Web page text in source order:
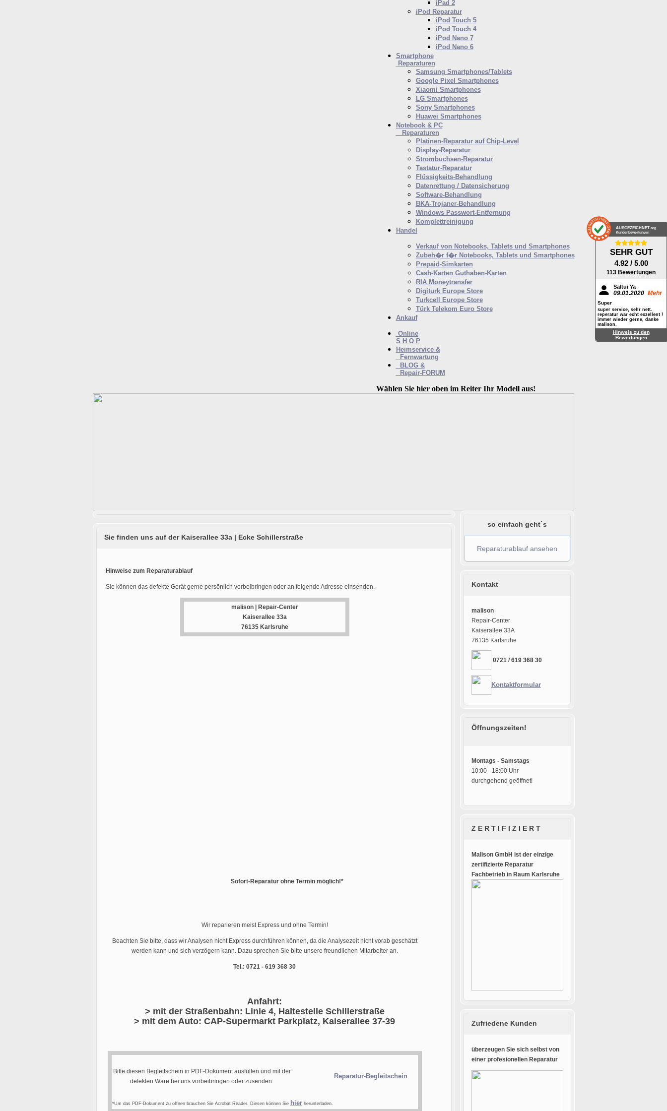
iPad 2
iPod Reparatur
iPod Touch 5
iPod Touch 4
iPod Nano 7
iPod Nano 6
Smartphone
Reparaturen
Samsung Smartphones/Tablets
Google Pixel Smartphones
Xiaomi Smartphones
LG Smartphones
Sony Smartphones
Huawei Smartphones
Notebook & PC
Reparaturen
Platinen-Reparatur auf Chip-Level
Display-Reparatur
Strombuchsen-Reparatur
Tastatur-Reparatur
Flüssigkeits-Behandlung
Datenrettung / Datensicherung
Software-Behandlung
BKA-Trojaner-Behandlung
Windows Passwort-Entfernung
Komplettreinigung
Handel
Verkauf von Notebooks, Tablets und Smartphones
Zubeh�r f�r Notebooks, Tablets und Smartphones
Prepaid-Simkarten
Cash-Karten Guthaben-Karten
RIA Moneytransfer
Digiturk Europe Store
Turkcell Europe Store
Türk Telekom Euro Store
Ankauf
Online
S H O P
Heimservice &
Fernwartung
BLOG &
Repair-FORUM
Wählen Sie hier oben im Reiter Ihr Modell aus!
Sie finden uns auf der Kaiserallee 33a | Ecke Schillerstraße
Hinweise zum Reparaturablauf
Sie können das defekte Gerät gerne persönlich vorbeibringen oder an folgende Adresse einsenden.
malison | Repair-Center
Kaiserallee 33a
76135 Karlsruhe
Sofort-Reparatur ohne Termin möglich!*
Wir reparieren meist Express und ohne Termin!
Beachten Sie bitte, dass wir Analysen nicht Express durchführen können, da die Analysezeit nicht vorab geschätzt
werden kann und sich verzögern kann. Dazu sprechen Sie bitte unsere freundlichen Mitarbeiter an.
Tel.: 0721 - 619 368 30
Anfahrt:
> mit der Straßenbahn: Linie 4, Haltestelle Schillerstraße
> mit dem Auto: CAP-Supermarkt Parkplatz, Kaiserallee 37-39
Bitte diesen Begleitschein in PDF-Dokument ausfüllen und mit der
defekten Ware bei uns vorbeibringen oder zusenden.
Reparatur-Begleitschein
*Um das PDF-Dokument zu öffnen brauchen Sie Acrobat Reader. Diesen können Sie hierherunterladen.
so einfach geht´s
Reparaturablauf ansehen
Kontakt
malison
Repair-Center
Kaiserallee 33A
76135 Karlsruhe
0721 / 619 368 30
Kontaktformular
Öffnungszeiten!
Montags - Samstags
10:00 - 18:00 Uhr
durchgehend geöffnet!
Z E R T I F I Z I E R T
Malison GmbH ist der einzige
zertifizierte Reparatur
Fachbetrieb in Raum Karlsruhe
Zufriedene Kunden
überzeugen Sie sich selbst von
einer profesionellen Reparatur
AUSGEZEICHNET .org
Kundenbewertungen
SEHR GUT
4.92 / 5.00
113 Bewertungen
Saltui Ya
09.01.2020 Mehr
Super
super service, sehr nett.
reperatur war echt exzellent !
immer wieder gerne, danke
malison.
Hinweis zu den
Bewertungen